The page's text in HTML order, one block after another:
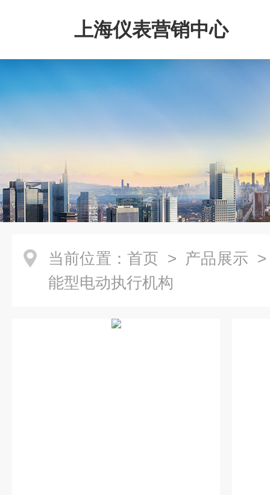
上海仪表营销中心
当前位置： 首页 > 产品展示
能型电动执行机构